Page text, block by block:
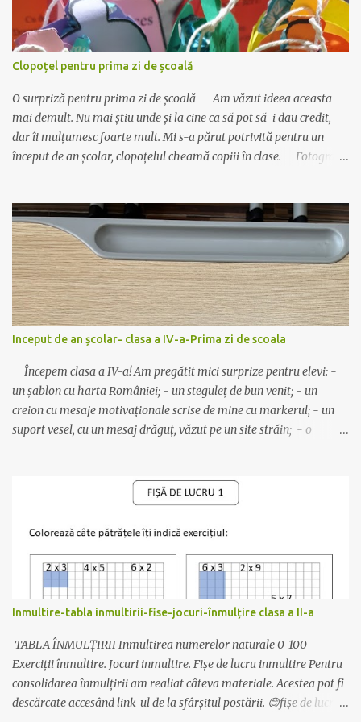
Clopoțel pentru prima zi de școală
O surpriză pentru prima zi de școală Am văzut ideea aceasta
mai demult. Nu mai știu unde și la cine ca să pot să-i dau credit,
dar îi mulțumesc foarte mult. Mi s-a părut potrivită pentru un
început de an școlar, clopoțelul cheamă copiii în clase. Fotografia
bomboane ambalate (cel mai bine se așază cele care au un singur
”moț” la ambalaj), sfoară, lipici sau capsator. 😊Se printează pe
carton colorat, dintr-un carton ies 2 clopoței. 😊Se îndoaie pe linia
trasată. 😊Se decupează clopoțelul (cu foaia îndoită). 😊Se leagă
sfoară de bombonele și apoi de mânerul clopoțelului. Bomboana
trebuie să fie în interior. 😊Se capsează aripioarele. Simplu și
drăguț! Descarcă materialul actualizat de AICI. Mult succes!
Ilona
Inceput de an școlar- clasa a IV-a-Prima zi de scoala
Începem clasa a IV-a! Am pregătit mici surprize pentru elevi: -
un șablon cu harta României; - un steguleț de bun venit; - un
creion cu mesaje motivaționale scrise de mine cu markerul; - un
suport vesel, cu un mesaj drăguț, văzut pe un site străin; - o
istorie, geografie și motivaționale. (Idei preluate) Să avem un an
școlar liniștit!☺️ Mult succes! Ilona
Inmultire-tabla inmultirii-fise-jocuri-înmulțire clasa a II-a
TABLA ÎNMULȚIRII Inmultirea numerelor naturale 0-100
Exerciții înmultire. Jocuri inmultire. Fișe de lucru inmultire Pentru
consolidarea înmulțirii am realiat câteva materiale. Acestea pot fi
descărcate accesând link-ul de la sfârșitul postării. 😊fișe de lucru